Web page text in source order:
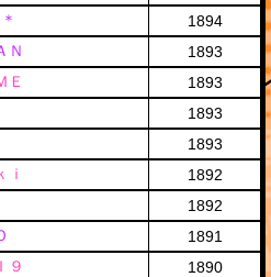
1894
Ｎ
1893
Ｅ
1893
1893
1893
ｉ
1892
1892
1891
９
1890